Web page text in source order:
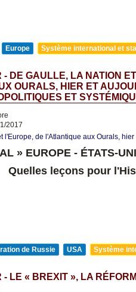
Europe Système international et
- DE GAULLE, LA NATION
OURALS, HIER ET
ET
2017
l'Europe, de l'Atlantique aux Ourals,
» EUROPE - ÉTATS-
Quelles leçons pour
de Russie USA Système
- LE « BREXIT », LA